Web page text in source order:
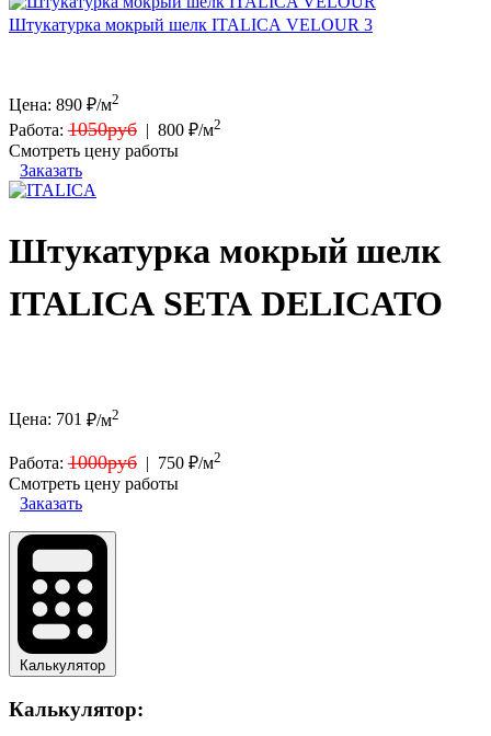
Штукатурка мокрый шелк ITALICA VELOUR 3
Цена: 890 ₽/м2
Работа: 1050руб | 800 ₽/м2
Смотреть цену работы
Заказать
Штукатурка мокрый шелк
ITALICA SETA DELICATO
Цена: 701 ₽/м2
Работа: 1000руб | 750 ₽/м2
Смотреть цену работы
Заказать
Калькулятор
Калькулятор: